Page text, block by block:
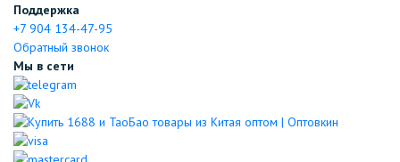
Поддержка
+7 904 134-47-95
Обратный звонок
Мы в сети